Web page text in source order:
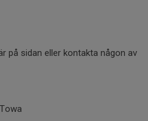
på sidan eller kontakta någon av